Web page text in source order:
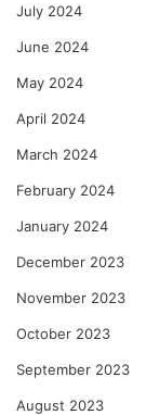
July 2024
June 2024
May 2024
April 2024
March 2024
February 2024
January 2024
December 2023
November 2023
October 2023
September 2023
August 2023